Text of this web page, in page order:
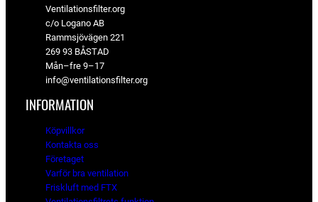
Ventilationsfilter.org
c/o Logano AB
Rammsjövägen 221
269 93 BÅSTAD
Mån–fre 9–17
info@ventilationsfilter.org
INFORMATION
Köpvillkor
Kontakta oss
Företaget
Varför bra ventilation
Friskluft med FTX